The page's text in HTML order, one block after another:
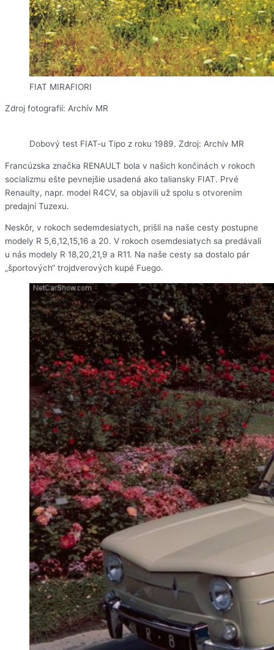
FIAT MIRAFIORI
Zdroj fotografií: Archív MR
Dobový test FIAT-u Tipo z roku 1989. Zdroj: Archív MR
Francúzska značka RENAULT bola v našich končinách v rokoch
socializmu ešte pevnejšie usadená ako taliansky FIAT. Prvé
Renaulty, napr. model R4CV, sa objavili už spolu s otvorením
predajní Tuzexu.
Neskôr, v rokoch sedemdesiatych, prišli na naše cesty postupne
modely R 5,6,12,15,16 a 20. V rokoch osemdesiatych sa predávali
u nás modely R 18,20,21,9 a R11. Na naše cesty sa dostalo pár
„športových“ trojdverových kupé Fuego.